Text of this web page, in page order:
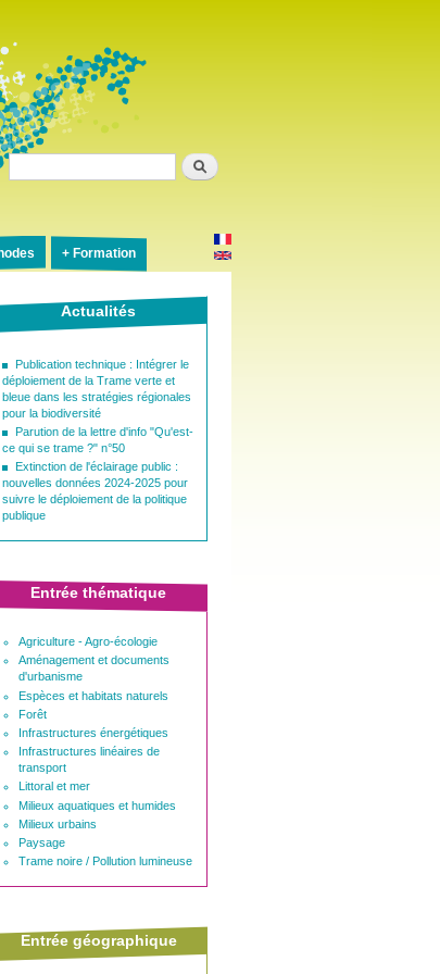
Formation
Actualités
Publication technique : Intégrer le
déploiement de la Trame verte et
bleue dans les stratégies régionales
pour la biodiversité
Parution de la lettre d'info "Qu'est-
ce qui se trame ?" n°50
Extinction de l'éclairage public :
nouvelles données 2024-2025 pour
suivre le déploiement de la politique
publique
Entrée thématique
Agriculture - Agro-écologie
Aménagement et documents
d'urbanisme
Espèces et habitats naturels
Forêt
Infrastructures énergétiques
Infrastructures linéaires de
transport
Littoral et mer
Milieux aquatiques et humides
Milieux urbains
Paysage
Trame noire / Pollution lumineuse
Entrée géographique